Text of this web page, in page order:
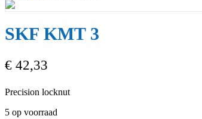
SKF KMT 3
€ 42,33
Precision locknut
5 op voorraad